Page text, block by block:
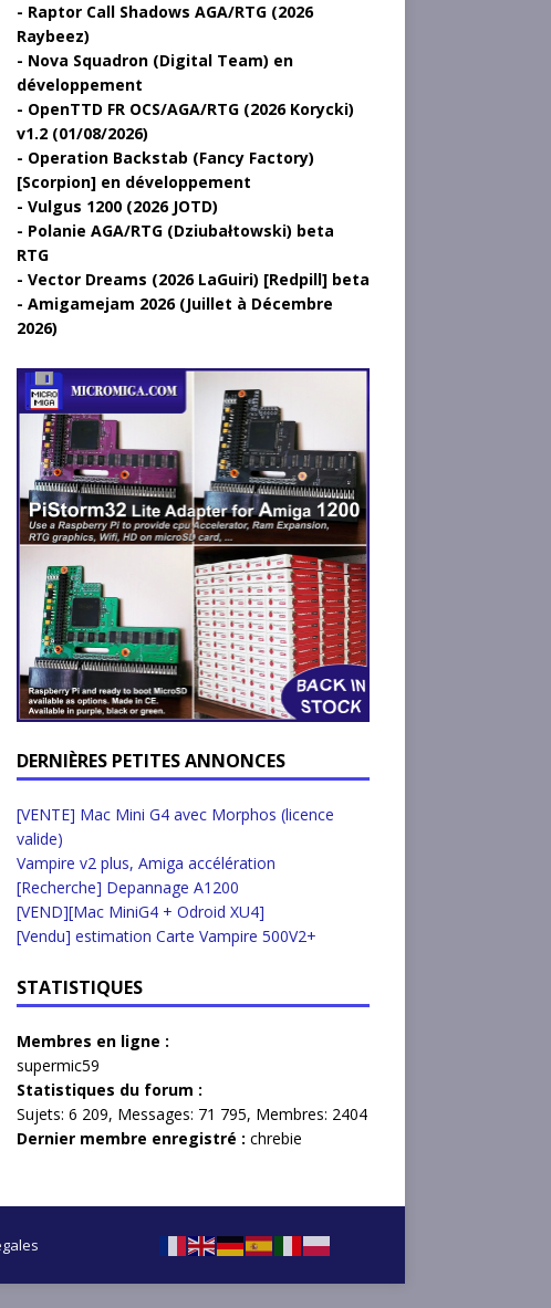
Raptor Call Shadows AGA/RTG (2026
Raybeez)
Nova Squadron (Digital Team) en
développement
OpenTTD FR OCS/AGA/RTG (2026 Korycki)
v1.2 (01/08/2026)
Operation Backstab (Fancy Factory)
[Scorpion] en développement
Vulgus 1200 (2026 JOTD)
Polanie AGA/RTG (Dziubałtowski) beta
RTG
Vector Dreams (2026 LaGuiri) [Redpill] beta
Amigamejam 2026 (Juillet à Décembre
2026)
DERNIÈRES PETITES ANNONCES
[VENTE] Mac Mini G4 avec Morphos (licence
valide)
Vampire v2 plus, Amiga accélération
[Recherche] Depannage A1200
[VEND][Mac MiniG4 + Odroid XU4]
[Vendu] estimation Carte Vampire 500V2+
STATISTIQUES
Membres en ligne :
supermic59
Statistiques du forum :
Sujets: 6 209, Messages: 71 795, Membres: 2404
Dernier membre enregistré : chrebie